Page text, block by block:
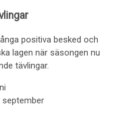
positiva besked och
lagen när säsongen nu
tävlingar.
september